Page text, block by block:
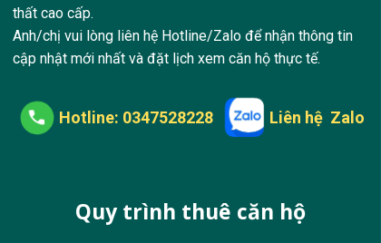
thất cao cấp.
Anh/chị vui lòng liên hệ Hotline/Zalo để nhận thông tin
cập nhật mới nhất và đặt lịch xem căn hộ thực tế.
Liên hệ Zalo
Hotline: 0347528228
Quy trình thuê căn hộ